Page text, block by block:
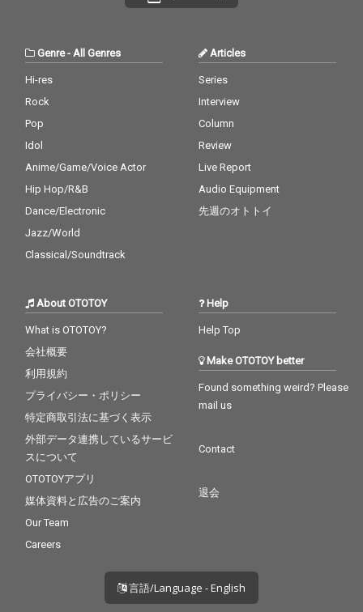
Genre- All Genres
Hi-res
Rock
Pop
Idol
Anime/Game/Voice Actor
Hip Hop/R&B
Dance/Electronic
Jazz/World
Classical/Soundtrack
Articles
Series
Interview
Column
Review
Live Report
Audio Equipment
先週のオトトイ
About OTOTOY
What is OTOTOY?
会社概要
利用規約
プライバシー・ポリシー
特定商取引法に基づく表示
外部データ連携しているサービ
スについて
OTOTOYアプリ
媒体資料と広告のご案内
Our Team
Careers
Help
Help Top
Make OTOTOY better
Found something weird? Please
mail us
Contact
退会
言語/Language - English